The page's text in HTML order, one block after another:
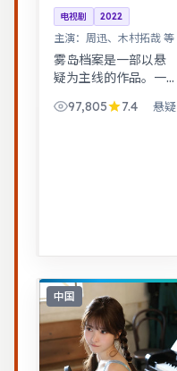
电视剧 2022
主演： 周迅、木村拓哉 等
雾岛档案是一部以悬
疑为主线的作品。一
调查，真相远比表面
97,805 7.4 悬疑
中国